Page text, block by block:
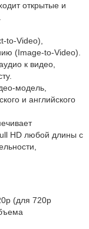
открытые и
to-Video),
(Image-to-Video).
к видео,
модель,
и английского
HD любой длины с
(для 720p